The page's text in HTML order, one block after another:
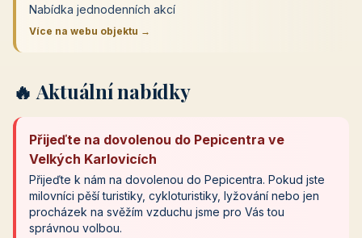
Nabídka jednodenních akcí
Více na webu objektu →
🔥 Aktuální nabídky
Přijeďte na dovolenou do Pepicentra ve
Velkých Karlovicích
Přijeďte k nám na dovolenou do Pepicentra. Pokud jste
milovníci pěší turistiky, cykloturistiky, lyžování nebo jen
procházek na svěžím vzduchu jsme pro Vás tou
správnou volbou.